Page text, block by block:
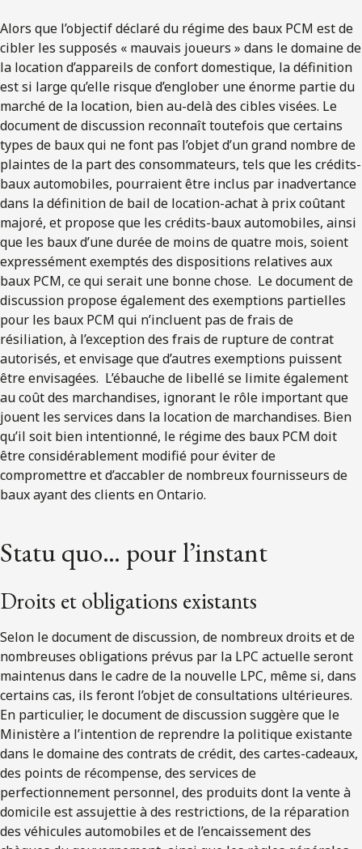
Alors que l’objectif déclaré du régime des baux PCM est de
cibler les supposés « mauvais joueurs » dans le domaine de
la location d’appareils de confort domestique, la définition
est si large qu’elle risque d’englober une énorme partie du
marché de la location, bien au-delà des cibles visées. Le
document de discussion reconnaît toutefois que certains
types de baux qui ne font pas l’objet d’un grand nombre de
plaintes de la part des consommateurs, tels que les crédits-
baux automobiles, pourraient être inclus par inadvertance
dans la définition de bail de location-achat à prix coûtant
majoré, et propose que les crédits-baux automobiles, ainsi
que les baux d’une durée de moins de quatre mois, soient
expressément exemptés des dispositions relatives aux
baux PCM, ce qui serait une bonne chose. Le document de
discussion propose également des exemptions partielles
pour les baux PCM qui n’incluent pas de frais de
résiliation, à l’exception des frais de rupture de contrat
autorisés, et envisage que d’autres exemptions puissent
être envisagées. L’ébauche de libellé se limite également
au coût des marchandises, ignorant le rôle important que
jouent les services dans la location de marchandises. Bien
qu’il soit bien intentionné, le régime des baux PCM doit
être considérablement modifié pour éviter de
compromettre et d’accabler de nombreux fournisseurs de
baux ayant des clients en Ontario.
Statu quo… pour l’instant
Droits et obligations existants
Selon le document de discussion, de nombreux droits et de
nombreuses obligations prévus par la LPC actuelle seront
maintenus dans le cadre de la nouvelle LPC, même si, dans
certains cas, ils feront l’objet de consultations ultérieures.
En particulier, le document de discussion suggère que le
Ministère a l’intention de reprendre la politique existante
dans le domaine des contrats de crédit, des cartes-cadeaux,
des points de récompense, des services de
perfectionnement personnel, des produits dont la vente à
domicile est assujettie à des restrictions, de la réparation
des véhicules automobiles et de l’encaissement des